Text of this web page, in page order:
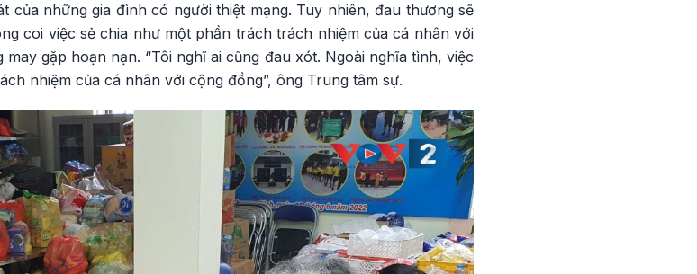
của những gia đình có người thiệt mạng. Tuy nhiên, đau thương sẽ
coi việc sẻ chia như một phần trách trách nhiệm của cá nhân với
gặp hoạn nạn. “Tôi nghĩ ai cũng đau xót. Ngoài nghĩa tình, việc
nhiệm của cá nhân với cộng đồng”, ông Trung tâm sự.